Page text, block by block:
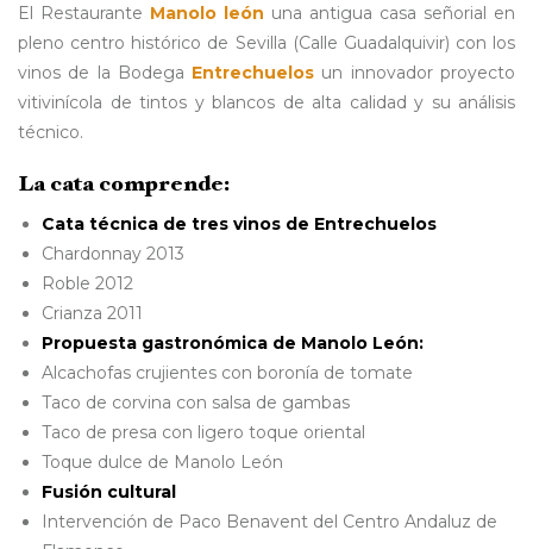
El Restaurante Manolo león una antigua casa señorial en
pleno centro histórico de Sevilla (Calle Guadalquivir) con los
vinos de la Bodega Entrechuelos un innovador proyecto
vitivinícola de tintos y blancos de alta calidad y su análisis
técnico.
La cata comprende:
Cata técnica de tres vinos de Entrechuelos
Chardonnay 2013
Roble 2012
Crianza 2011
Propuesta gastronómica de Manolo León:
Alcachofas crujientes con boronía de tomate
Taco de corvina con salsa de gambas
Taco de presa con ligero toque oriental
Toque dulce de Manolo León
Fusión cultural
Intervención de Paco Benavent del Centro Andaluz de